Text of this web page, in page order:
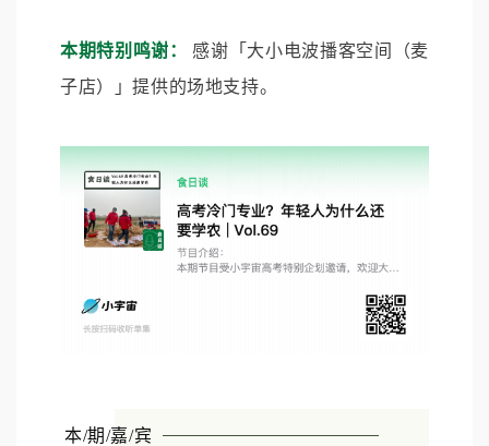
本期特别鸣谢：
感谢「大小电波播客空间（麦
子店）」提供的场地支持。
本/期/嘉/宾